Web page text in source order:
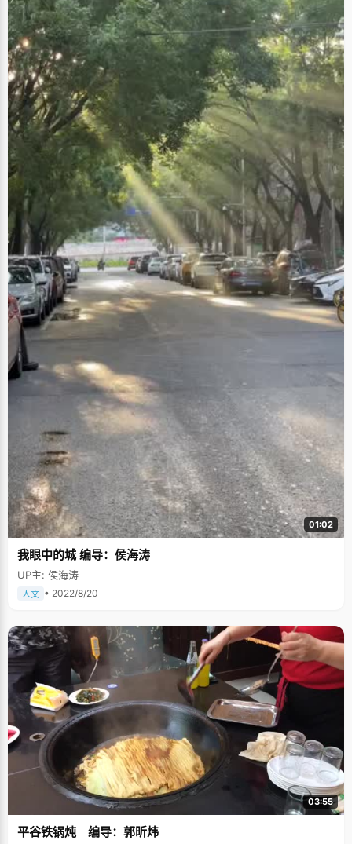
01:02
我眼中的城 编导：侯海涛
UP主: 侯海涛
人文 • 2022/8/20
03:55
平谷铁锅炖 编导：郭昕炜